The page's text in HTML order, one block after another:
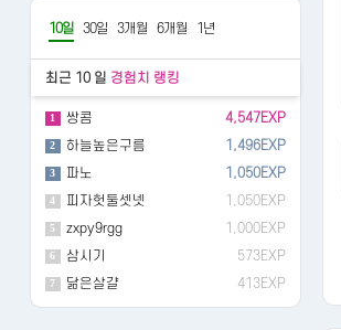
10일 30일 3개월 6개월 1년
최근 10 일 경험치 랭킹
1 쌍콤 4,547EXP
2 하늘높은구름 1,496EXP
3 파노 1,050EXP
4 피자헛둘셋넷 1,050EXP
5 zxpy9rgg 1,000EXP
6 삼시기 573EXP
7 닮은살걀 413EXP